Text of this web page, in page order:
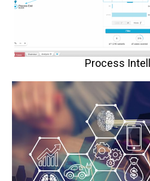
Process